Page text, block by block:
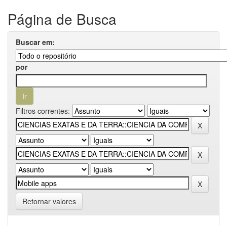
Página de Busca
Buscar em:
por
Filtros correntes:
Retornar valores